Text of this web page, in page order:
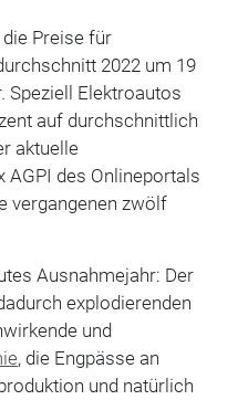
Preise für
2022 um 19
Speziell Elektroautos
auf durchschnittlich
aktuelle
AGPI des Onlineportals
vergangenen zwölf
Ausnahmejahr: Der
explodierenden
und
, die Engpässe an
und natürlich